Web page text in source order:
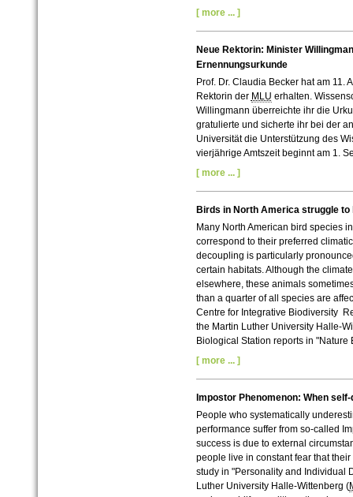
[ more ... ]
Neue Rektorin: Minister
Ernennungsurkunde
Prof. Dr. Claudia Becker hat am 11.
Rektorin der MLU erhalten.
Willingmann überreichte ihr die
gratulierte und sicherte ihr bei der
Universität die Unterstützung des
vierjährige Amtszeit beginnt am 1.
[ more ... ]
Birds in North America struggle
Many North American bird species
correspond to their preferred
decoupling is particularly
certain habitats. Although the
elsewhere, these animals
than a quarter of all species are
Centre for Integrative Biodiversity
the Martin Luther University Halle-
Biological Station reports in "Nature
[ more ... ]
Impostor Phenomenon: When
People who systematically
performance suffer from so-called
success is due to external
people live in constant fear that
study in "Personality and Individual
Luther University Halle-Wittenberg (